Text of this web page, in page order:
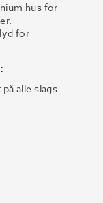
hus for
for
alle slags